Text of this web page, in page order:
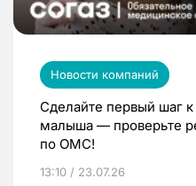
Новости компаний
Сделайте первый шаг
малыша — проверьте
по ОМС!
13:10 / 23.07.26